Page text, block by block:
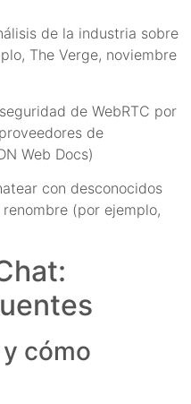
de la industria sobre
The Verge, noviembre
de WebRTC por
de
Web Docs)
con desconocidos
(por ejemplo,
y cómo